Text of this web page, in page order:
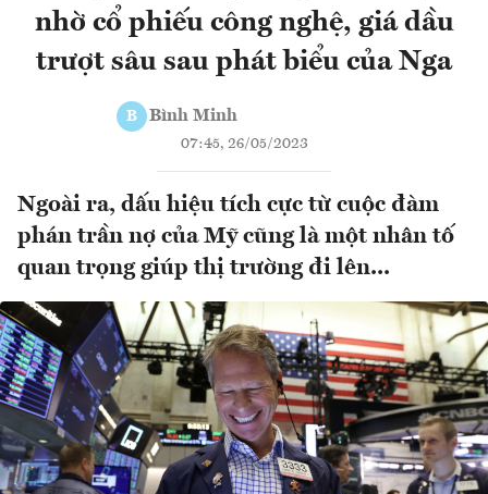
nhờ cổ phiếu công nghệ, giá dầu
trượt sâu sau phát biểu của Nga
B Bình Minh
07:45, 26/05/2023
Ngoài ra, dấu hiệu tích cực từ cuộc đàm
phán trần nợ của Mỹ cũng là một nhân tố
quan trọng giúp thị trường đi lên...